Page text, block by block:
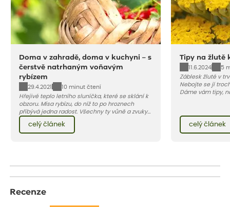
Doma v zahradě, doma v kuchyni – s
čerstvě natrhaným voňavým
rybízem
29.4.2021
10 minut čtení
Hřejivé teplo letního sluníčka, které se sklání k
obzoru. Mísa rybízu, do níž to po hroznech
přibývá jedna radost. Všechny ty vůně a zvuky
červencové zahrady. Sklizeň rybízu do kuchyně
vnese neuvěřitelný klid a radost. A taky trochu
bezstarostnosti dětství při mlsání babiččina
celý článek
Tipy na žlutě
11.6.2024
5
Záblesk žluté v
Nebojte se jí
Dáme vám tipy,
celý článek
Recenze